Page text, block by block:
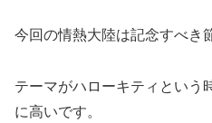
今回の情熱大陸は記念すべき
テーマがハローキティという
に高いです。